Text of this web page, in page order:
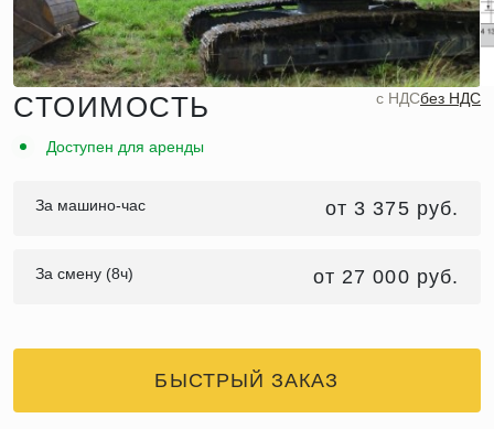
СТОИМОСТЬ c НДСбез НДС
Доступен для аренды
За машино-час от 3 375 руб.
За смену (8ч) от 27 000 руб.
БЫСТРЫЙ ЗАКАЗ